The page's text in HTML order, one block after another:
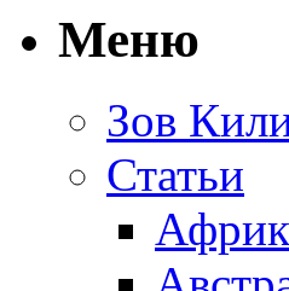
Меню
Зов
Статьи